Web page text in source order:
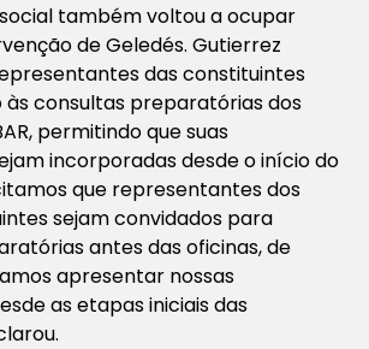
também voltou a ocupar
de Geledés. Gutierrez
das constituintes
consultas preparatórias dos
permitindo que suas
incorporadas desde o início do
que representantes dos
sejam convidados para
antes das oficinas, de
apresentar nossas
as etapas iniciais das